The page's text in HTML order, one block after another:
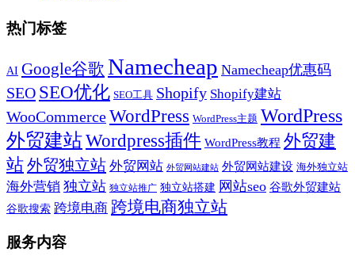
热门标签
AI Google谷歌 Namecheap Namecheap优惠码
SEO SEO优化 SEO工具 Shopify Shopify建站
WooCommerceWordPress WordPress主题 WordPress
外贸建站Wordpress插件 WordPress教程 外贸建
站外贸独立站 外贸网站 外贸网站建站 外贸网站建设 海外独立站
海外营销 独立站 独立站推广 独立站搭建 网站seo 谷歌外贸建站
谷歌搜索 跨境电商 跨境电商独立站
服务内容